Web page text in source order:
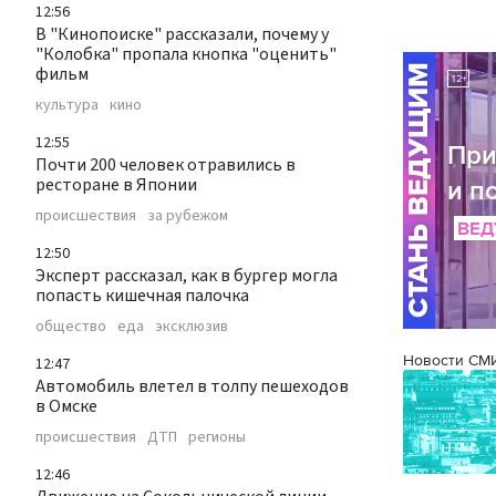
12:56
В "Кинопоиске" рассказали, почему у
"Колобка" пропала кнопка "оценить"
фильм
культура кино
12:55
Почти 200 человек отравились в
ресторане в Японии
происшествия за рубежом
12:50
Эксперт рассказал, как в бургер могла
попасть кишечная палочка
общество еда эксклюзив
12:47
Автомобиль влетел в толпу пешеходов
в Омске
происшествия ДТП регионы
12:46
Новости